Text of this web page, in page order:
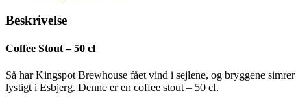
Beskrivelse
Coffee Stout – 50 cl
Så har Kingspot Brewhouse fået vind i sejlene, og bryggene simrer
lystigt i Esbjerg. Denne er en coffee stout – 50 cl.